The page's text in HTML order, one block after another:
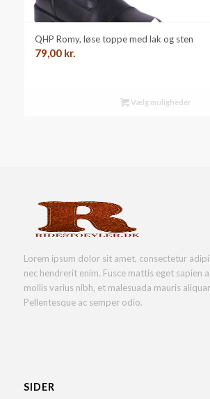
QHP Romy, løse toppe med lak og sten
79,00 kr.
Vælg muligheder
Lorem ipsum dolor sit amet, consectetur
nec hendrerit enim. Fusce mattis eget sapien
mollis varius nibh, et malesuada mauris
Pellentesque ac semper odio.
SIDER